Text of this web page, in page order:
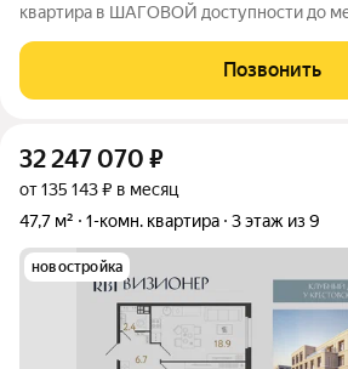
квартира в ШАГОВОЙ доступности до
станет местом притяжения гостей,
домом, в который хочется возвращаться!
Позвонить
32 247 070 ₽
от 135 143 ₽ в месяц
47,7 м²
1-комн. квартира 3 этаж из 9
новостройка